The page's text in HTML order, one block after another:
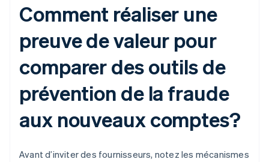
Comment réaliser une
preuve de valeur pour
comparer des outils de
prévention de la fraude
aux nouveaux comptes?
Avant d’inviter des fournisseurs, notez les mécanismes